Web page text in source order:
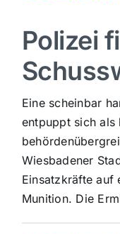
Politik
Wirtschaft
Sport
Kultur
Panorama
Polizei
Eine scheinbar
entpuppt sich als
Wiesbadener
Einsatzkräfte auf
Munition. Die